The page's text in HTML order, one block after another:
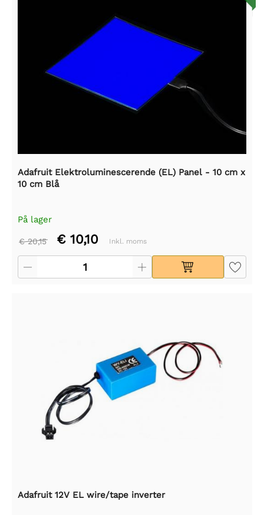
Adafruit Elektroluminescerende (EL) Panel - 10 cm x
10 cm Blå
På lager
€ 20,15 € 10,10 Inkl. moms
Adafruit 12V EL wire/tape inverter